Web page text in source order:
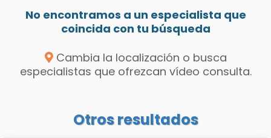
No encontramos a un especialista que
coincida con tu búsqueda
Cambia la localización o busca
especialistas que ofrezcan vídeo consulta.
Otros resultados